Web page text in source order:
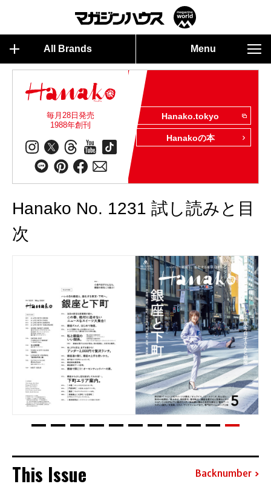
All Brands Menu
毎月28日発売
1988年創刊
Hanako.tokyo
Hanakoの本
Hanako No. 1231 試し読みと目
次
This Issue Backnumber